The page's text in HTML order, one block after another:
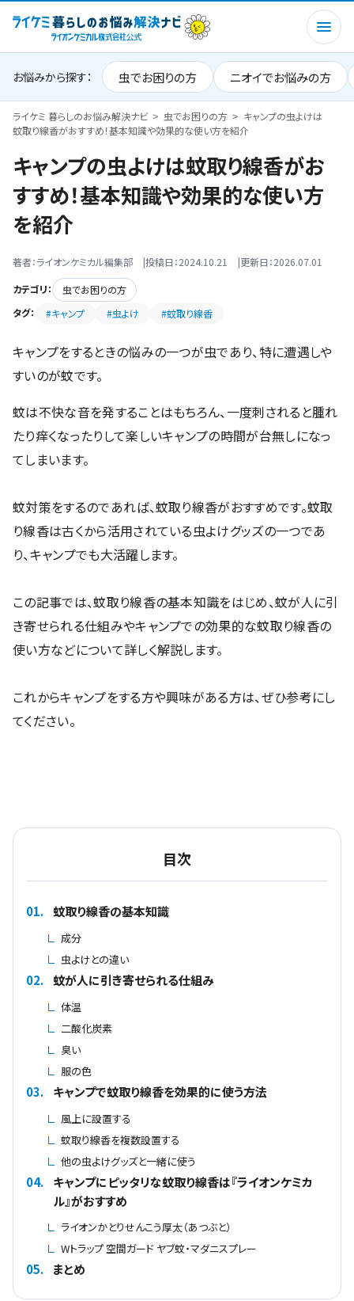
お悩みから探す： 虫でお困りの方 ニオイでお悩みの方
ライケミ 暮らしのお悩み解決ナビ 虫でお困りの方
キャンプの虫よけは
蚊取り線香がおすすめ！基本知識や効果的な使い方を紹介
キャンプの虫よけは蚊取り線香がお
すすめ！基本知識や効果的な使い方
を紹介
著者：ライオンケミカル編集部 投稿日：2024.10.21
更新日：2026.07.01
カテゴリ：
虫でお困りの方
タグ：
#キャンプ #虫よけ #蚊取り線香
キャンプをするときの悩みの一つが虫であり、特に遭遇しや
すいのが蚊です。
蚊は不快な音を発することはもちろん、一度刺されると腫れ
たり痒くなったりして楽しいキャンプの時間が台無しになっ
てしまいます。
蚊対策をするのであれば、蚊取り線香がおすすめです。蚊取
り線香は古くから活用されている虫よけグッズの一つであ
り、キャンプでも大活躍します。
この記事では、蚊取り線香の基本知識をはじめ、蚊が人に引
き寄せられる仕組みやキャンプでの効果的な蚊取り線香の
使い方などについて詳しく解説します。
これからキャンプをする方や興味がある方は、ぜひ参考にし
てください。
目次
01. 蚊取り線香の基本知識
成分
虫よけとの違い
02. 蚊が人に引き寄せられる仕組み
体温
二酸化炭素
臭い
服の色
03. キャンプで蚊取り線香を効果的に使う方法
風上に設置する
蚊取り線香を複数設置する
他の虫よけグッズと一緒に使う
04.
キャンプにピッタリな蚊取り線香は『ライオンケミカ
ル』がおすすめ
ライオンかとりせんこう厚太（あつぶと）
Wトラップ 空間ガード ヤブ蚊・マダニスプレー
05. まとめ